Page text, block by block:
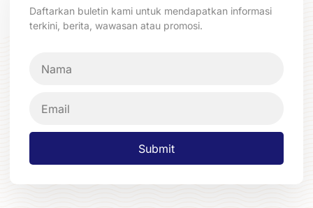
Daftarkan buletin kami untuk mendapatkan informasi
terkini, berita, wawasan atau promosi.
Submit